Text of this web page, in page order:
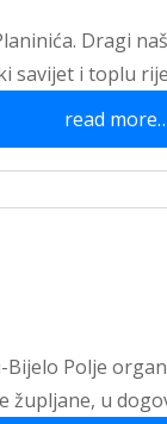
Dragi
savijet i toplu
read
Polje
u